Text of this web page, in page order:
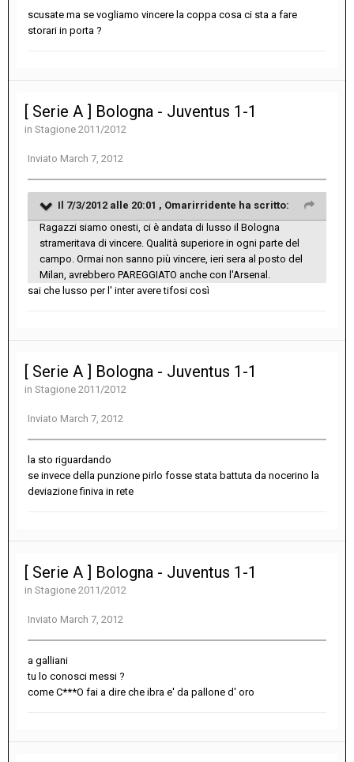
scusate ma se vogliamo vincere la coppa cosa ci sta a fare
storari in porta ?
[ Serie A ] Bologna - Juventus 1-1
in Stagione 2011/2012
Inviato March 7, 2012
Il 7/3/2012 alle 20:01 , Omarirridente ha scritto:
Ragazzi siamo onesti, ci è andata di lusso il Bologna
strameritava di vincere. Qualità superiore in ogni parte del
campo. Ormai non sanno più vincere, ieri sera al posto del
Milan, avrebbero PAREGGIATO anche con l'Arsenal.
sai che lusso per l' inter avere tifosi così
[ Serie A ] Bologna - Juventus 1-1
in Stagione 2011/2012
Inviato March 7, 2012
la sto riguardando
se invece della punzione pirlo fosse stata battuta da nocerino la
deviazione finiva in rete
[ Serie A ] Bologna - Juventus 1-1
in Stagione 2011/2012
Inviato March 7, 2012
a galliani
tu lo conosci messi ?
come C***O fai a dire che ibra e' da pallone d' oro